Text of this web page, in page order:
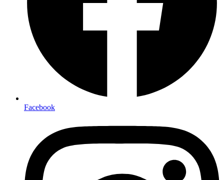
Facebook